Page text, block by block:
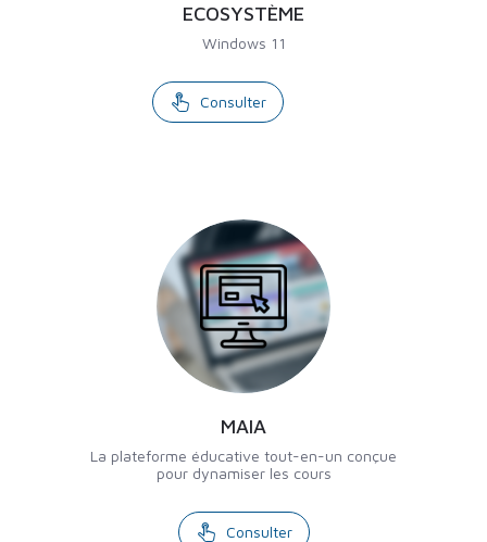
ECOSYSTÈME
Windows 11
Consulter
MAIA
La plateforme éducative tout-en-un conçue
pour dynamiser les cours
Consulter